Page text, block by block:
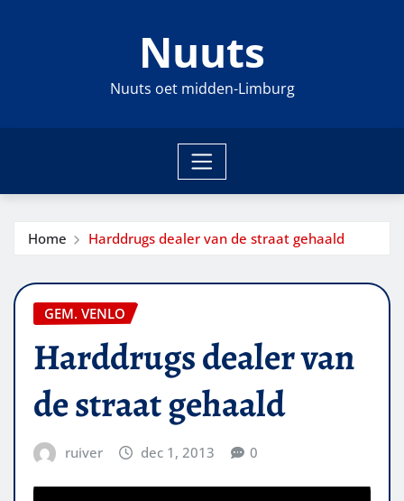
Nuuts
Nuuts oet midden-Limburg
Home Harddrugs dealer van de straat gehaald
GEM. VENLO
Harddrugs dealer van
de straat gehaald
ruiver dec 1, 2013 0